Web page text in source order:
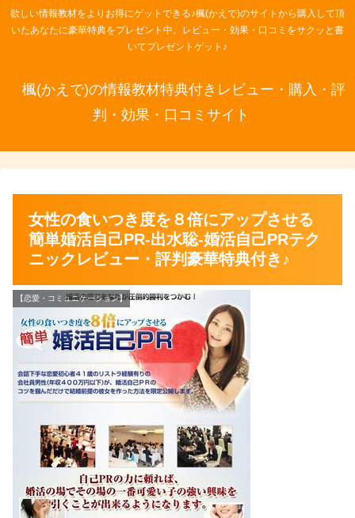
欲しい情報教材をよりお得にゲットできる♪楓(かえで)のサイトから購入して頂
いたあなたに豪華特典をプレゼント中。レビュー・効果・口コミをサクッと書
いてプレゼントゲット♪
楓(かえで)の情報教材特典付きレビュー・購入・評
判・効果・口コミサイト
女性の食いつき度を８倍にアップさせる
簡単婚活自己PR-出水聡-婚活自己PRテク
ニックレビュー・評判豪華特典付き♪
【恋愛・コミュニケーション】